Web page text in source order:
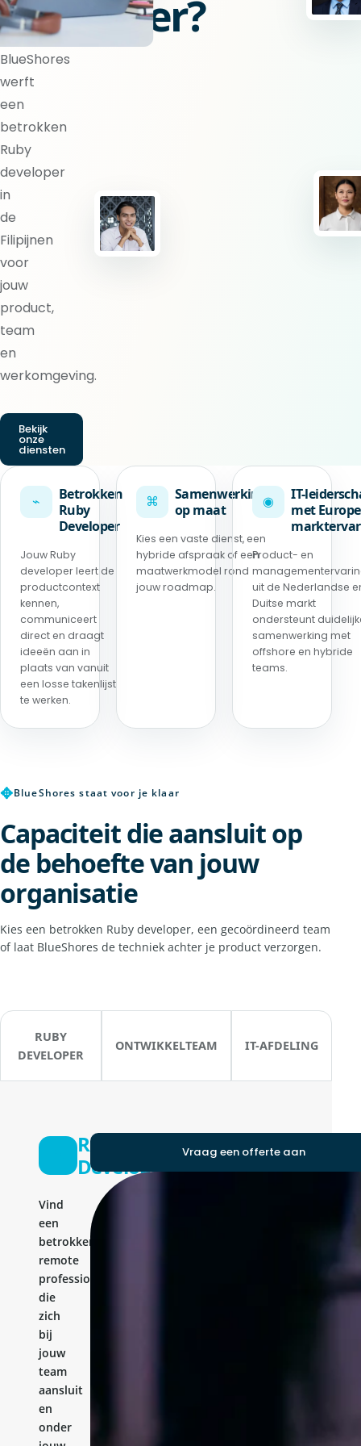
developer?
BlueShores
werft
een
betrokken
Ruby
developer
in
de
Filipijnen
voor
jouw
product,
team
en
werkomgeving.
Bekijk
onze
diensten
⌁
Betrokken
Ruby
Developer
Jouw Ruby
developer leert de
productcontext
kennen,
communiceert
direct en draagt
ideeën aan in
plaats van vanuit
een losse takenlijst
te werken.
⌘
Samenwerking
op maat
Kies een vaste dienst, een
hybride afspraak of een
maatwerkmodel rond
jouw roadmap.
◉
IT-
met
Product- en
uit de Nederlandse
Duitse markt
ondersteunt
samenwerking met
offshore en hybride
teams.
✥BlueShores staat voor je klaar
Capaciteit die aansluit op
de behoefte van jouw
organisatie
Kies een betrokken Ruby developer, een gecoördineerd team
of laat BlueShores de techniek achter je product verzorgen.
RUBY
DEVELOPER
ONTWIKKELTEAM IT-AFDELING
Ruby
Developer
Vind
een
betrokken
remote
professional
die
zich
bij
jouw
team
aansluit
en
onder
Vraag een offerte aan